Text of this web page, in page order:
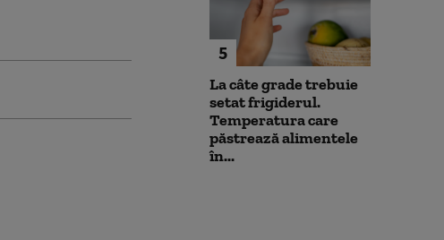
5
La câte grade trebuie
setat frigiderul.
Temperatura care
păstrează alimentele
în...